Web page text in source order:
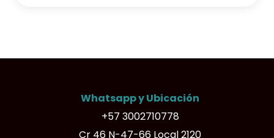
Whatsapp y Ubicación
+57 3002710778
Cr 46 N-47-66 Local 2120